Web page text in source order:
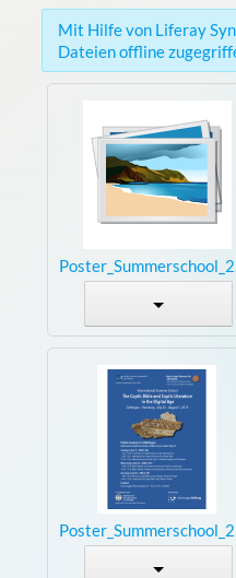
Mit Hilfe von Liferay
Dateien offline